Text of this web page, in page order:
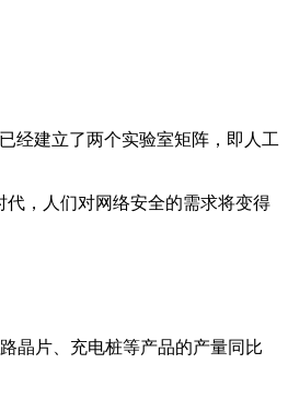
经建立了两个实验室矩阵，即人工
，人们对网络安全的需求将变得
晶片、充电桩等产品的产量同比